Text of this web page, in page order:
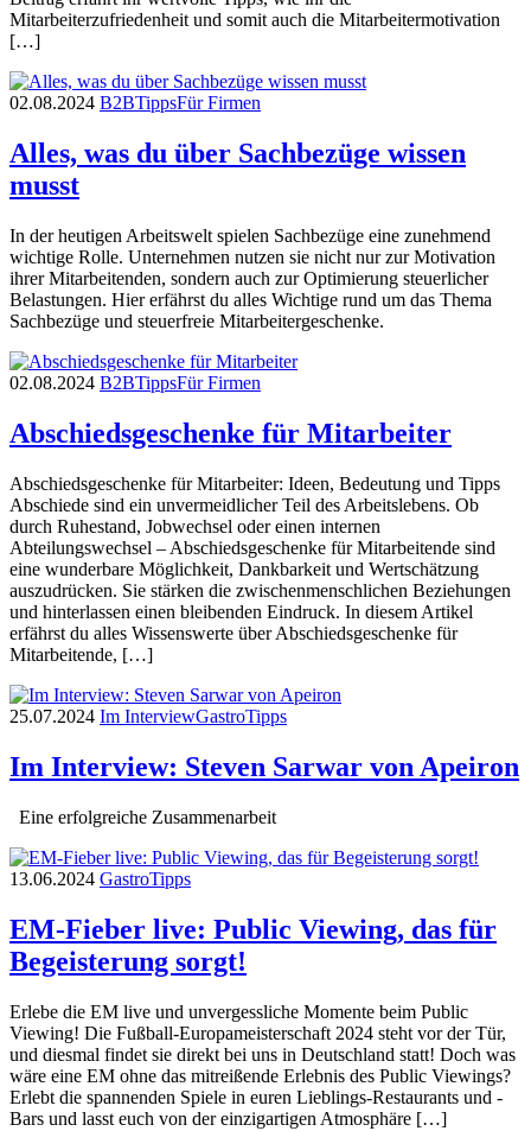
Mitarbeiterzufriedenheit und somit auch die Mitarbeitermotivation
[…]
02.08.2024 B2BTippsFür Firmen
Alles, was du über Sachbezüge wissen
musst
In der heutigen Arbeitswelt spielen Sachbezüge eine zunehmend
wichtige Rolle. Unternehmen nutzen sie nicht nur zur Motivation
ihrer Mitarbeitenden, sondern auch zur Optimierung steuerlicher
Belastungen. Hier erfährst du alles Wichtige rund um das Thema
Sachbezüge und steuerfreie Mitarbeitergeschenke.
02.08.2024 B2BTippsFür Firmen
Abschiedsgeschenke für Mitarbeiter
Abschiedsgeschenke für Mitarbeiter: Ideen, Bedeutung und Tipps
Abschiede sind ein unvermeidlicher Teil des Arbeitslebens. Ob
durch Ruhestand, Jobwechsel oder einen internen
Abteilungswechsel – Abschiedsgeschenke für Mitarbeitende sind
eine wunderbare Möglichkeit, Dankbarkeit und Wertschätzung
auszudrücken. Sie stärken die zwischenmenschlichen Beziehungen
und hinterlassen einen bleibenden Eindruck. In diesem Artikel
erfährst du alles Wissenswerte über Abschiedsgeschenke für
Mitarbeitende, […]
25.07.2024 Im InterviewGastroTipps
Im Interview: Steven Sarwar von Apeiron
Eine erfolgreiche Zusammenarbeit
13.06.2024 GastroTipps
EM-Fieber live: Public Viewing, das für
Begeisterung sorgt!
Erlebe die EM live und unvergessliche Momente beim Public
Viewing! Die Fußball-Europameisterschaft 2024 steht vor der Tür,
und diesmal findet sie direkt bei uns in Deutschland statt! Doch was
wäre eine EM ohne das mitreißende Erlebnis des Public Viewings?
Erlebt die spannenden Spiele in euren Lieblings-Restaurants und -
Bars und lasst euch von der einzigartigen Atmosphäre […]